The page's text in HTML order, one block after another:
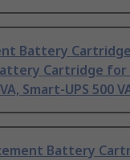
Battery Cartridge
Cartridge for
Smart-UPS 500
Battery